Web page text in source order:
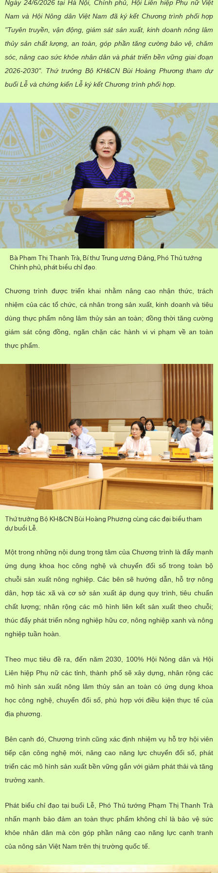
Bưu chính, Viễn thông
Sở hữu trí tuệ
Tiêu chuẩn, đo lường, chất lượng
Tin tổng hợp
Tin địa phương
Văn bản chỉ đạo điều hành
Lấy ý kiến người dân về dự thảo VBQPPL
THỐNG KÊ
Đổi mới sáng tạo
Chuyển đổi số
Bưu chính, Viễn thông
Sở hữu trí tuệ
Tiêu chuẩn, đo lường, chất lượng
Năng lượng nguyên tử
THƯ ĐIỆN TỬ
Infographic
Ảnh
Voice
Trang tin Bộ Trưởng
Sự kiện quan trọng
Nhiệm vụ trọng tâm
Chọn ngôn ngữ
Vietnamese
TRUNG TÂM TRUYỀN THÔNG KHOA HỌC VÀ CÔNG
NGHỆ
Liên hệ
banbientap@mst.gov.vn
024 3936 9506
Ban Biên tập Cổng TTĐT - 18 Nguyễn Du, TP. Hà Nội
Theo dõi MST trên
Thông tin khác
Điều khoản sử dụng
Sơ đồ trang
Liên kết
Chịu trách nhiệm nội dung: Nguyễn Thị Hải Hằng Giám đốc
Trung tâm Truyền thông Khoa học và Công nghệ.
Liên hệ
Điện thoại: 024 3936 9506Email: stc@mst.gov.vn
Ngày 24/6/2026 tại Hà Nội, Chính phủ, Hội Liên hiệp Phụ nữ Việt
Nam và Hội Nông dân Việt Nam đã ký kết Chương trình phối hợp
"Tuyên truyền, vận động, giám sát sản xuất, kinh doanh nông lâm
thủy sản chất lượng, an toàn, góp phần tăng cường bảo vệ, chăm
sóc, nâng cao sức khỏe nhân dân và phát triển bền vững giai đoạn
2026-2030". Thứ trưởng Bộ KH&CN Bùi Hoàng Phương tham dự
buổi Lễ và chứng kiến Lễ ký kết Chương trình phối hợp.
Bà Phạm Thị Thanh Trà, Bí thư Trung ương Đảng, Phó Thủ tướng
Chính phủ, phát biểu chỉ đạo.
Chương trình được triển khai nhằm nâng cao nhận thức, trách
nhiệm của các tổ chức, cá nhân trong sản xuất, kinh doanh và tiêu
dùng thực phẩm nông lâm thủy sản an toàn; đồng thời tăng cường
giám sát cộng đồng, ngăn chặn các hành vi vi phạm về an toàn
thực phẩm.
Thứ trưởng Bộ KH&CN Bùi Hoàng Phương cùng các đại biểu tham
dự buổi Lễ.
Một trong những nội dung trọng tâm của Chương trình là đẩy mạnh
ứng dụng khoa học công nghệ và chuyển đổi số trong toàn bộ
chuỗi sản xuất nông nghiệp. Các bên sẽ hướng dẫn, hỗ trợ nông
dân, hợp tác xã và cơ sở sản xuất áp dụng quy trình, tiêu chuẩn
chất lượng; nhân rộng các mô hình liên kết sản xuất theo chuỗi;
thúc đẩy phát triển nông nghiệp hữu cơ, nông nghiệp xanh và nông
nghiệp tuần hoàn.
Theo mục tiêu đề ra, đến năm 2030, 100% Hội Nông dân và Hội
Liên hiệp Phụ nữ các tỉnh, thành phố sẽ xây dựng, nhân rộng các
mô hình sản xuất nông lâm thủy sản an toàn có ứng dụng khoa
học công nghệ, chuyển đổi số, phù hợp với điều kiện thực tế của
địa phương.
Bên cạnh đó, Chương trình cũng xác định nhiệm vụ hỗ trợ hội viên
tiếp cận công nghệ mới, nâng cao năng lực chuyển đổi số, phát
triển các mô hình sản xuất bền vững gắn với giảm phát thải và tăng
trưởng xanh.
Phát biểu chỉ đạo tại buổi Lễ, Phó Thủ tướng Phạm Thị Thanh Trà
nhấn mạnh bảo đảm an toàn thực phẩm không chỉ là bảo vệ sức
khỏe nhân dân mà còn góp phần nâng cao năng lực cạnh tranh
của nông sản Việt Nam trên thị trường quốc tế.